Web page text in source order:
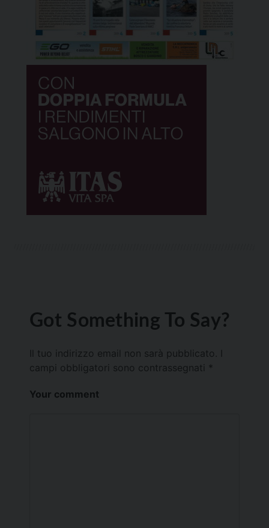
Got Something To Say?
Il tuo indirizzo email non sarà pubblicato.
campi obbligatori sono contrassegnati *
Your comment